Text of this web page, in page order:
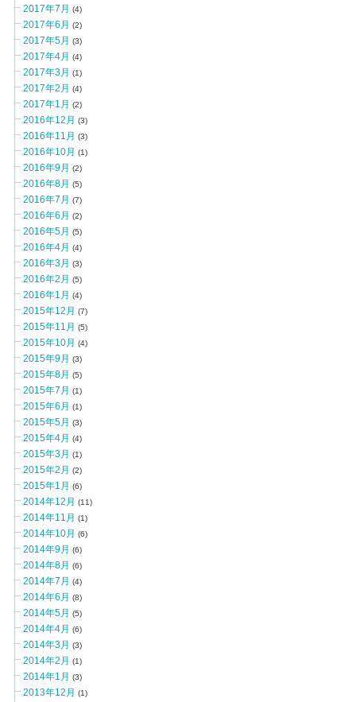
2017年7月 (4)
2017年6月 (2)
2017年5月 (3)
2017年4月 (4)
2017年3月 (1)
2017年2月 (4)
2017年1月 (2)
2016年12月 (3)
2016年11月 (3)
2016年10月 (1)
2016年9月 (2)
2016年8月 (5)
2016年7月 (7)
2016年6月 (2)
2016年5月 (5)
2016年4月 (4)
2016年3月 (3)
2016年2月 (5)
2016年1月 (4)
2015年12月 (7)
2015年11月 (5)
2015年10月 (4)
2015年9月 (3)
2015年8月 (5)
2015年7月 (1)
2015年6月 (1)
2015年5月 (3)
2015年4月 (4)
2015年3月 (1)
2015年2月 (2)
2015年1月 (6)
2014年12月 (11)
2014年11月 (1)
2014年10月 (6)
2014年9月 (6)
2014年8月 (6)
2014年7月 (4)
2014年6月 (8)
2014年5月 (5)
2014年4月 (6)
2014年3月 (3)
2014年2月 (1)
2014年1月 (3)
2013年12月 (1)